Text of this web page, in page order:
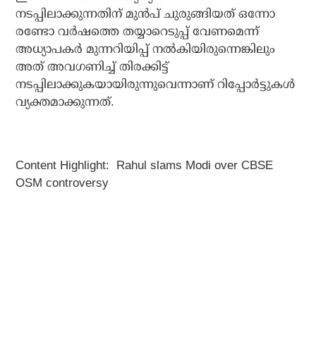
നടപ്പിലാക്കുന്നതിന് മുന്‍പ് ചുരുങ്ങിയത് ഒന്നോ
രണ്ടോ വര്‍ഷത്തെ തയ്യാറെടുപ്പ് വേണമെന്ന്
അധ്യാപകര്‍ മുന്നറിയിപ്പ് നല്‍കിയിരുന്നെങ്കിലും
അത് അവഗണിച്ച് തിരക്കിട്ട്
നടപ്പിലാക്കുകയായിരുന്നുവെന്നാണ് റിപ്പോര്‍ട്ടുകള്‍
വ്യക്തമാക്കുന്നത്.
Content Highlight: Rahul slams Modi over CBSE
OSM controversy